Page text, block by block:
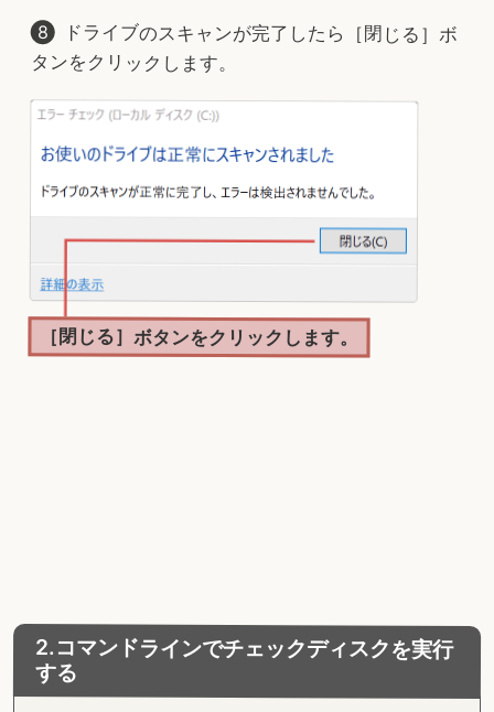
ドライブのスキャンが完了したら［閉じる］ボ
タンをクリックします。
［閉じる］ボタンをクリックします。
2.コマンドラインでチェックディスクを実行
する